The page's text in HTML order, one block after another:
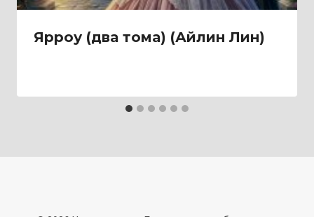
Ярроу (два тома) (Айлин Лин)